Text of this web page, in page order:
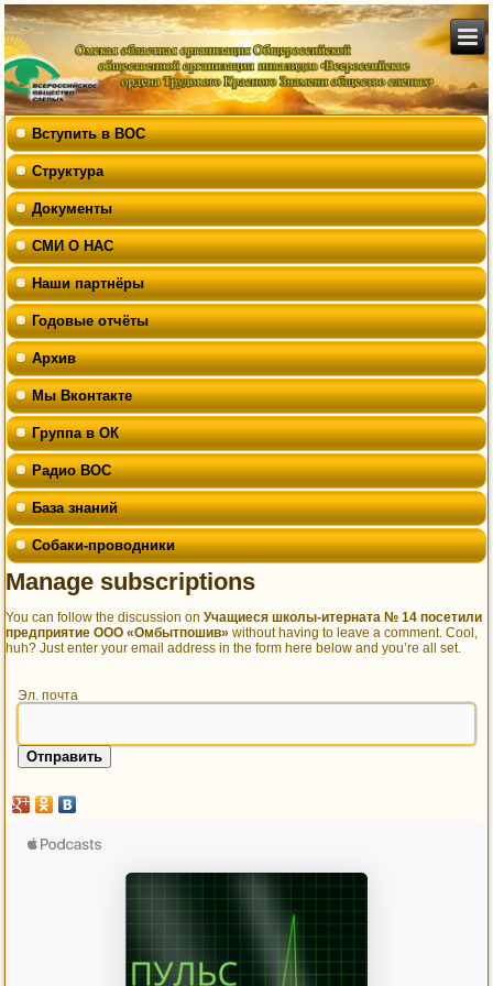
Вступить в ВОС
Структура
Документы
СМИ О НАС
Наши партнёры
Годовые отчёты
Архив
Мы Вконтакте
Группа в ОК
Радио ВОС
База знаний
Собаки-проводники
Manage subscriptions
You can follow the discussion onУчащиеся школы-итерната № 14 посетили
предприятие ООО «Омбытпошив» without having to leave a comment. Cool,
huh? Just enter your email address in the form here below and you’re all set.
Эл. почта